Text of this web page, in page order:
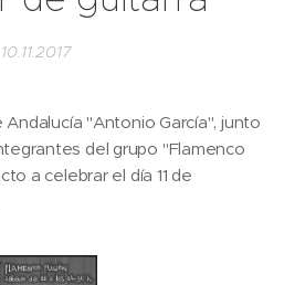
10.11.2017
Andalucía "Antonio García", junto
del grupo "Flamenco
a celebrar el día 11 de